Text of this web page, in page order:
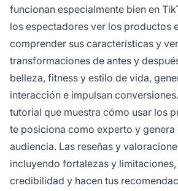
funcionan especialmente bien en
los espectadores ver los productos
comprender sus características y
transformaciones de antes y
belleza, fitness y estilo de vida,
interacción e impulsan
tutorial que muestra cómo usar los
te posiciona como experto y genera
audiencia. Las reseñas y
incluyendo fortalezas y limitaciones,
credibilidad y hacen tus